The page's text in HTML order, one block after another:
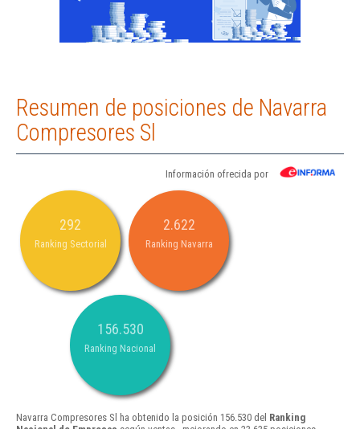
Resumen de posiciones de Navarra
Compresores Sl
Información ofrecida por
292
Ranking Sectorial
2.622
Ranking Navarra
156.530
Ranking Nacional
Navarra Compresores Sl ha obtenido la posición 156.530 del Ranking